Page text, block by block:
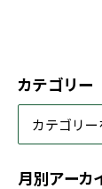
カテゴリー
月別アーカ